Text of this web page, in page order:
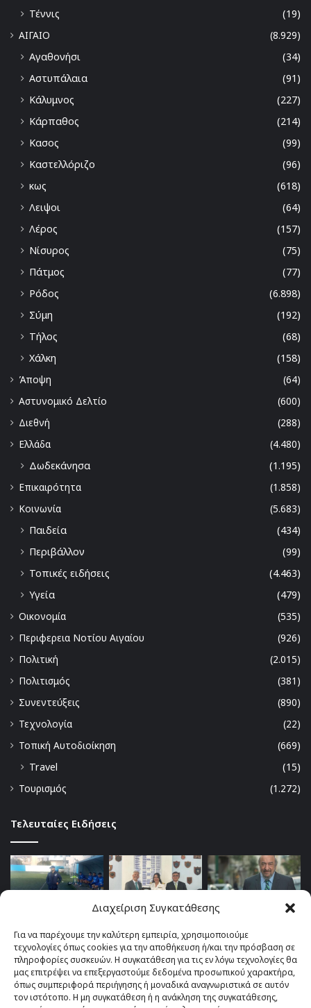
Διαχείριση Συγκατάθεσης
Για να παρέχουμε την καλύτερη εμπειρία, χρησιμοποιούμε
τεχνολογίες όπως cookies για την αποθήκευση ή/και την πρόσβαση σε
πληροφορίες συσκευών. Η συγκατάθεση για τις εν λόγω τεχνολογίες θα
μας επιτρέψει να επεξεργαστούμε δεδομένα προσωπικού χαρακτήρα,
όπως συμπεριφορά περιήγησης ή μοναδικά αναγνωριστικά σε αυτόν
τον ιστότοπο. Η μη συγκατάθεση ή η ανάκληση της συγκατάθεσης,
Τέννις
(19)
ΑΙΓΑΙΟ
(8.929)
Αγαθονήσι
(34)
Αστυπάλαια
(91)
Κάλυμνος
(227)
Κάρπαθος
(214)
Κασος
(99)
Καστελλόριζο
(96)
κως
(618)
Λειψοι
(64)
Λέρος
(157)
Νίσυρος
(75)
Πάτμος
(77)
Ρόδος
(6.898)
Σύμη
(192)
Τήλος
(68)
Χάλκη
(158)
Άποψη
(64)
Αστυνομικό Δελτίο
(600)
Διεθνή
(288)
Ελλάδα
(4.480)
Δωδεκάνησα
(1.195)
Επικαιρότητα
(1.858)
Κοινωνία
(5.683)
Παιδεία
(434)
Περιβάλλον
(99)
Τοπικές ειδήσεις
(4.463)
Υγεία
(479)
Οικονομία
(535)
Περιφερεια Νοτίου Αιγαίου
(926)
Πολιτική
(2.015)
Πολιτισμός
(381)
Συνεντεύξεις
(890)
Τεχνολογία
(22)
Τοπική Αυτοδιοίκηση
(669)
Travel
(15)
Τουρισμός
(1.272)
Τελευταίες Ειδήσεις